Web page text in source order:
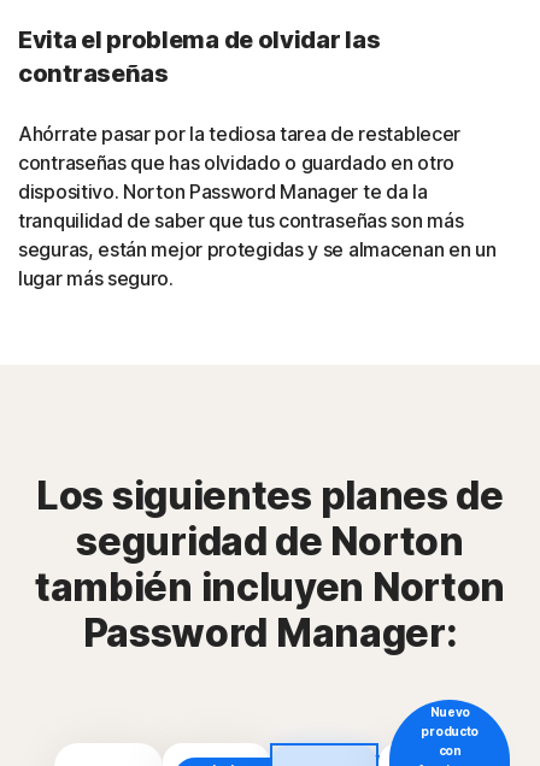
Evita el problema de olvidar las
contraseñas
Ahórrate pasar por la tediosa tarea de restablecer
contraseñas que has olvidado o guardado en otro
dispositivo. Norton Password Manager te da la
tranquilidad de saber que tus contraseñas son más
seguras, están mejor protegidas y se almacenan en un
lugar más seguro.
Los siguientes planes de
seguridad de Norton
también incluyen Norton
Password Manager:
Nuevo
producto
con